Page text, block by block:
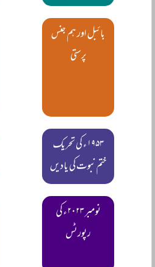
بائبل اور ہم جنس
پرستی
۱۹۵۳ء کی تحریک
ختم نبوت کی یادیں
نومبر ۲۰۲۳ء کی
رپورٹس